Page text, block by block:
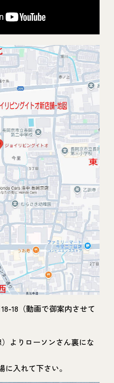
18（動画で御案内させて
よりローソンさん裏にな
入れて下さい。